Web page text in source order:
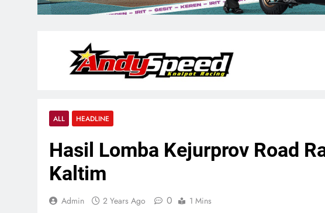
ALL HEADLINE
Hasil Lomba Kejurprov Road
Kaltim
Admin 2 Years Ago 0 1 Mins